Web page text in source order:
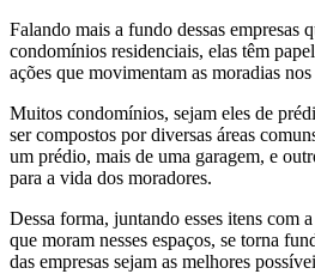
Falando mais a fundo dessas empresas
condomínios residenciais, elas têm
ações que movimentam as moradias
Muitos condomínios, sejam eles de
ser compostos por diversas áreas
um prédio, mais de uma garagem, e
para a vida dos moradores.
Dessa forma, juntando esses itens com
que moram nesses espaços, se torna
das empresas sejam as melhores